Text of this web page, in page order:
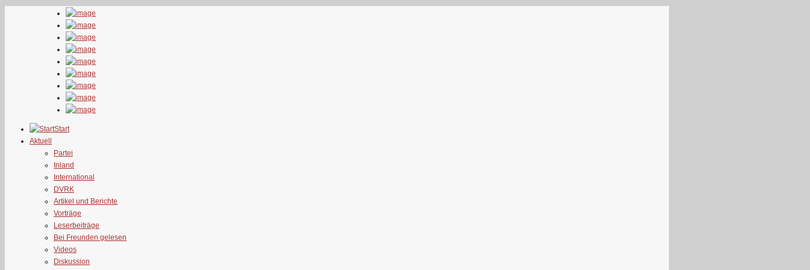
Start
Aktuell
Partei
Inland
International
DVRK
Artikel und Berichte
Vorträge
Leserbeiträge
Bei Freunden gelesen
Videos
Diskussion